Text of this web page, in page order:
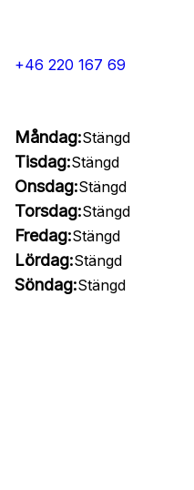
+46 220 167 69
Måndag:Stängd
Tisdag:Stängd
Onsdag:Stängd
Torsdag:Stängd
Fredag:Stängd
Lördag:Stängd
Söndag:Stängd